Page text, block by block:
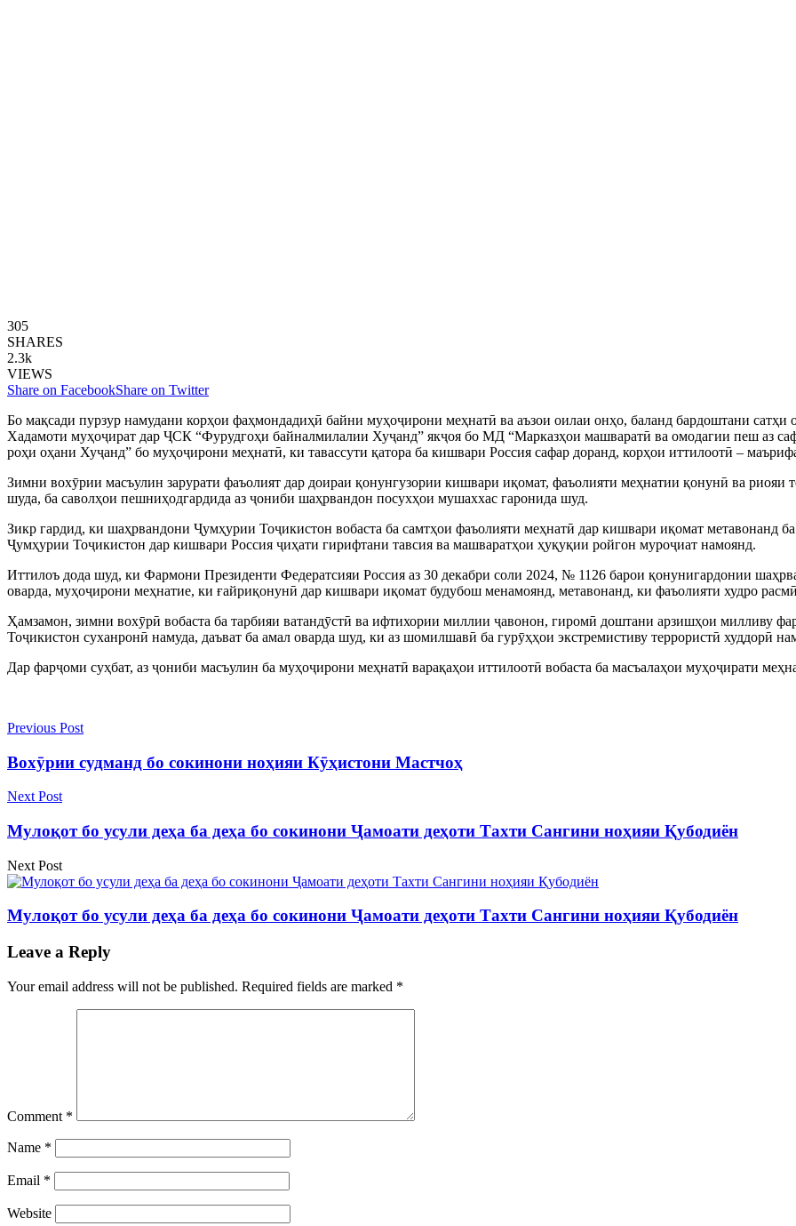
305
SHARES
2.3k
VIEWS
Share on FacebookShare on Twitter
Бо мақсади пурзур намудани корҳои фаҳмондадиҳӣ байни муҳоҷирони меҳнатӣ ва аъзои оилаи онҳо, баланд бардоштани
Хадамоти муҳоҷират дар ҶСК “Фурудгоҳи байналмилалии Хуҷанд” якҷоя бо МД “Марказҳои машваратӣ ва омодагии пеш аз
роҳи оҳани Хуҷанд” бо муҳоҷирони меҳнатӣ, ки тавассути қатора ба кишвари Россия сафар доранд, корҳои иттилоотӣ –
Зимни вохӯрии масъулин зарурати фаъолият дар доираи қонунгузории кишвари иқомат, фаъолияти меҳнатии қонунӣ ва риояи
шуда, ба саволҳои пешниҳодгардида аз ҷониби шаҳрвандон посухҳои мушаххас гаронида шуд.
Зикр гардид, ки шаҳрвандони Ҷумҳурии Тоҷикистон вобаста ба самтҳои фаъолияти меҳнатӣ дар кишвари иқомат метавонанд
Ҷумҳурии Тоҷикистон дар кишвари Россия ҷиҳати гирифтани тавсия ва машваратҳои ҳуқуқии ройгон муроҷиат намоянд.
Иттилоъ дода шуд, ки Фармони Президенти Федератсияи Россия аз 30 декабри соли 2024, № 1126 барои қонунигардонии
оварда, муҳоҷирони меҳнатие, ки ғайриқонунӣ дар кишвари иқомат будубош менамоянд, метавонанд, ки фаъолияти худро
Ҳамзамон, зимни вохӯрӣ вобаста ба тарбияи ватандӯстӣ ва ифтихории миллии ҷавонон, гиромӣ доштани арзишҳои милливу
Тоҷикистон суханронӣ намуда, даъват ба амал оварда шуд, ки аз шомилшавӣ ба гурӯҳҳои экстремистиву террористӣ худдорӣ
Дар фарҷоми суҳбат, аз ҷониби масъулин ба муҳоҷирони меҳнатӣ варақаҳои иттилоотӣ вобаста ба масъалаҳои муҳоҷирати
Previous Post
Вохӯрии судманд бо сокинони ноҳияи Кӯҳистони Мастчоҳ
Next Post
Мулоқот бо усули деҳа ба деҳа бо сокинони Ҷамоати деҳоти Тахти Сангини ноҳияи Қубодиён
Next Post
Мулоқот бо усули деҳа ба деҳа бо сокинони Ҷамоати деҳоти Тахти Сангини ноҳияи Қубодиён
Leave a Reply
Your email address will not be published. Required fields are marked *
Comment *
Name *
Email *
Website